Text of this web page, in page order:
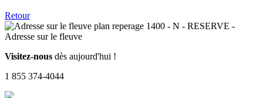
Retour
Visitez-nous dès aujourd'hui !
1 855 374-4044